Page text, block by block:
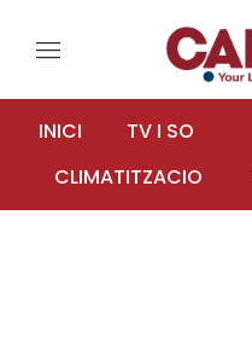
menu
INICI TV I SO
CLIMATITZACIO